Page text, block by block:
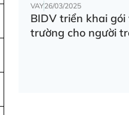
VAY26/03/2025
BIDV triển khai
trường cho người